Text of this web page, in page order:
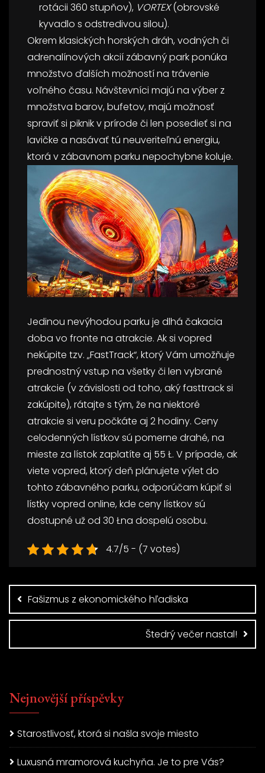
rotácii 360 stupňov), VORTEX(obrovské
kyvadlo s odstredivou silou).
Okrem klasických horských dráh, vodných či
adrenalínových akcií zábavný park ponúka
množstvo ďalších možností na trávenie
voľného času. Návštevníci majú na výber z
množstva barov, bufetov, majú možnosť
spraviť si piknik v prírode či len posedieť si na
lavičke a nasávať tú neuveriteľnú energiu,
ktorá v zábavnom parku nepochybne koluje.
Jedinou nevýhodou parku je dlhá čakacia
doba vo fronte na atrakcie. Ak si vopred
nekúpite tzv. „FastTrack“, ktorý Vám umožňuje
prednostný vstup na všetky či len vybrané
atrakcie (v závislosti od toho, aký fasttrack si
zakúpite), rátajte s tým, že na niektoré
atrakcie si veru počkáte aj 2 hodiny. Ceny
celodenných lístkov sú pomerne drahé, na
mieste za lístok zaplatíte aj 55 Ł. V prípade, ak
viete vopred, ktorý deň plánujete výlet do
tohto zábavného parku, odporúčam kúpiť si
lístky vopred online, kde ceny lístkov sú
dostupné už od 30 Łna dospelú osobu.
4.7/5 - (7 votes)
Navigace
pro
příspěvek
Fašizmus z ekonomického hľadiska
Štedrý večer nastal!
Nejnovější příspěvky
Starostlivosť, ktorá si našla svoje miesto
Luxusná mramorová kuchyňa. Je to pre Vás?